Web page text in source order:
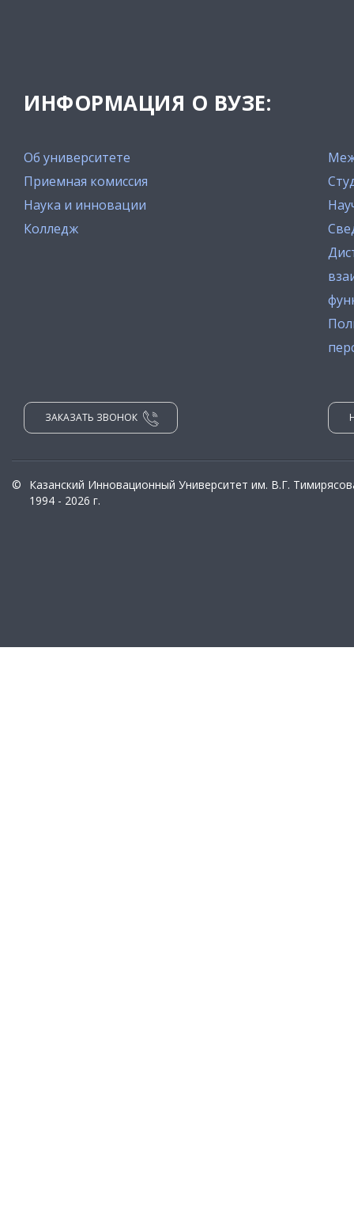
ИНФОРМАЦИЯ О ВУЗЕ:
Об университете
Приемная комиссия
Наука и инновации
Колледж
ЗАКАЗАТЬ ЗВОНОК
©
Казанский Инновационный Университет им. В.Г.
1994 - 2026 г.